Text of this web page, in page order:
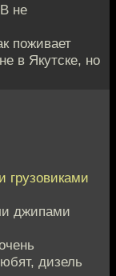
не
поживает
в Якутске, но
грузовиками
джипами
дизель